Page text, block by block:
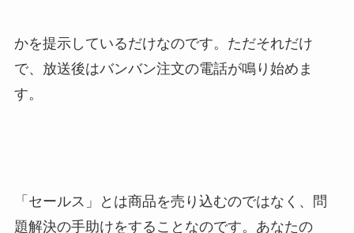
かを提示しているだけなのです。ただそれだけ
で、放送後はバンバン注文の電話が鳴り始めま
す。
「セールス」とは商品を売り込むのではなく、問
題解決の手助けをすることなのです。あなたの